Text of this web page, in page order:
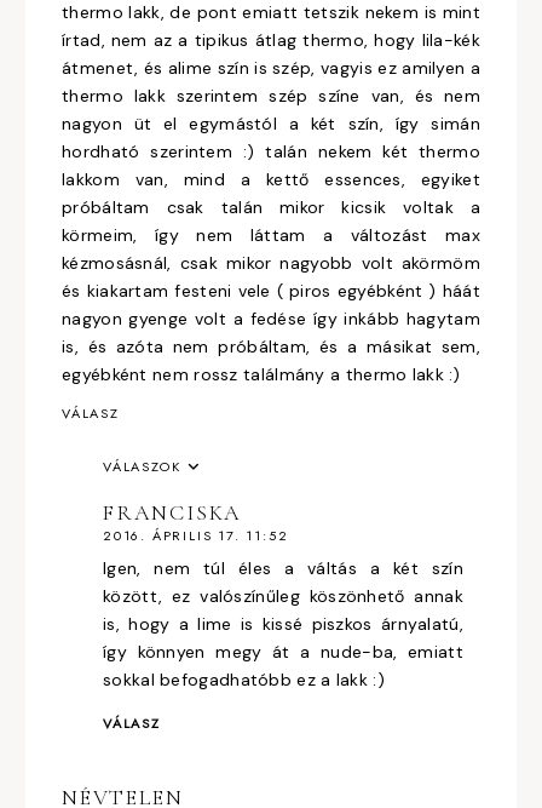
thermo lakk, de pont emiatt tetszik nekem is mint
írtad, nem az a tipikus átlag thermo, hogy lila-kék
átmenet, és alime szín is szép, vagyis ez amilyen a
thermo lakk szerintem szép színe van, és nem
nagyon üt el egymástól a két szín, így simán
hordható szerintem :) talán nekem két thermo
lakkom van, mind a kettő essences, egyiket
próbáltam csak talán mikor kicsik voltak a
körmeim, így nem láttam a változást max
kézmosásnál, csak mikor nagyobb volt akörmöm
és kiakartam festeni vele ( piros egyébként ) háát
nagyon gyenge volt a fedése így inkább hagytam
is, és azóta nem próbáltam, és a másikat sem,
egyébként nem rossz találmány a thermo lakk :)
VÁLASZ
VÁLASZOK
FRANCISKA
2016. ÁPRILIS 17. 11:52
Igen, nem túl éles a váltás a két szín
között, ez valószínűleg köszönhető annak
is, hogy a lime is kissé piszkos árnyalatú,
így könnyen megy át a nude-ba, emiatt
sokkal befogadhatóbb ez a lakk :)
VÁLASZ
NÉVTELEN